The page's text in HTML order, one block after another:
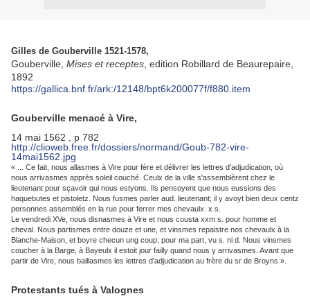
Gilles de Gouberville 1521-1578,
Gouberville, Mises et receptes , edition Robillard de Beaurepaire,
1892
https://gallica.bnf.fr/ark:/12148/bpt6k200077f/f880.item
Gouberville menacé à Vire,
14 mai 1562 , p 782
http://clioweb.free.fr/dossiers/normand/Goub-782-vire-
14mai1562.jpg
« ... Ce fait, nous allasmes à Vire pour fère et délivrer les lettres d'adjudication, où
nous arrivasmes apprès soleil couché. Ceulx de la ville s'assemblèrent chez le
lieutenant pour sçavoir qui nous estyons. Ils pensoyent que nous eussions des
haquebutes et pistoletz. Nous fusmes parler aud. lieutenant; il y avoyt bien deux centz
personnes assemblés en la rue pour ferrer mes chevaulx. x s.
Le vendredi XVe, nous disnasmes à Vire et nous cousta xxm s. pour homme et
cheval. Nous partismes entre douze et une, et vinsmes repaistre nos chevaulx à la
Blanche-Maison, et boyre checun ung coup; pour ma part, vu s. ni d. Nous vinsmes
coucher à la Barge, à Bayeulx il estoit jour failly quand nous y arrivasmes. Avant que
partir de Vire, nous baillasmes les lettres d'adjudication au frère du sr de Broyns ».
Protestants tués à Valognes